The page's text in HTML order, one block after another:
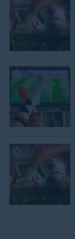
: